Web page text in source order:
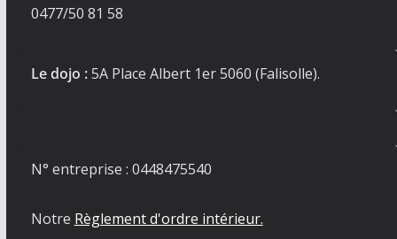
0477/50 81 58
Le dojo :5A Place Albert 1er 5060 (Falisolle).
N° entreprise : 0448475540
Notre Règlement d'ordre intérieur.